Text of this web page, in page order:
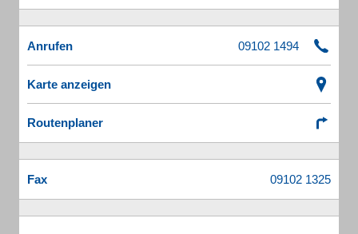
Anrufen
Karte anzeigen
Routenplaner
Fax